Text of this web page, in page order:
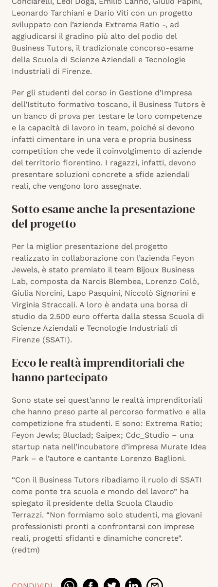
Leonardo Tarchiani e Dario Viti con un progetto
sviluppato con l’azienda Extrema Ratio -, ad
aggiudicarsi il gradino più alto del podio del
Business Tutors, il tradizionale concorso-esame
della Scuola di Scienze Aziendali e Tecnologie
Industriali di Firenze.
Per gli studenti del corso in Gestione d’Impresa
dell’Istituto formativo toscano, il Business Tutors è
un banco di prova per testare le loro competenze
e la capacità di lavoro in team, poiché si devono
infatti cimentare in una vera e propria business
competition che vede il coinvolgimento di aziende
del territorio fiorentino. I ragazzi, infatti, devono
presentare soluzioni concrete a sfide aziendali
reali, che vengono loro assegnate.
Sotto esame anche la presentazione
del progetto
Per la miglior presentazione del progetto
realizzato in collaborazione con l’azienda Feyon
Jewels, è stato premiato il team Bijoux Business
Lab, composta da Narcis Blembea, Lorenzo Colò,
Giulia Norcini, Lapo Pasquini, Niccolò Signorini e
Virginia Straccali. A loro è andata una borsa di
studio da 2.500 euro offerta dalla stessa Scuola di
Scienze Aziendali e Tecnologie Industriali di
Firenze (SSATI).
Ecco le realtà imprenditoriali che
hanno partecipato
Sono state sei quest’anno le realtà imprenditoriali
che hanno preso parte al percorso formativo e alla
competizione fra studenti. E sono: Extrema Ratio;
Feyon Jewls; Bluclad; Saipex; Cdc_Studio – una
startup nata nell’incubatore d’impresa Murate Idea
Park – e l’autore e cantante Lorenzo Baglioni.
“Con il Business Tutors ribadiamo il ruolo di SSATI
come ponte tra scuola e mondo del lavoro” ha
spiegato il presidente della Scuola Claudio
Terrazzi. “Non formiamo solo studenti, ma giovani
professionisti pronti a confrontarsi con imprese
reali, progetti sfidanti e dinamiche concrete”.
(redtm)